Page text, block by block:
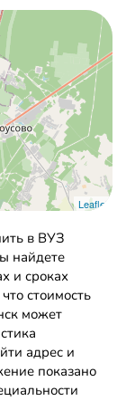
Leaflet
в ВУЗ
найдете
и сроках
стоимость
может
адрес и
показано